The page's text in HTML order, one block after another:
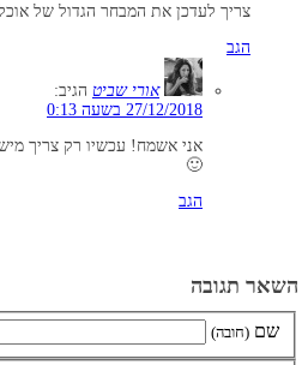
צריך לעדכן את המבחר הגדול של
הגב
אורי שביט הגיב:
27/12/2018 בשעה 0:13
אני אשמח! עכשיו רק צריך
🙂
הגב
השאר תגובה
שם (חובה)